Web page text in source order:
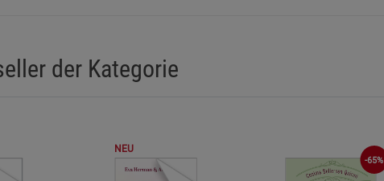
der Kategorie
NEU
-65%